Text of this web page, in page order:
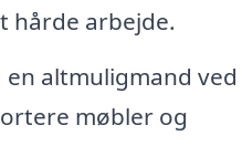
hårde arbejde.
altmuligmand ved
møbler og